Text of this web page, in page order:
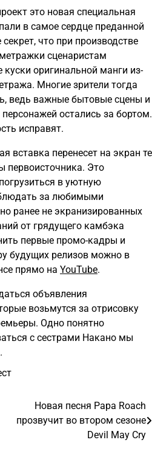
это новая специальная
в самое сердце преданной
что при производстве
сценаристам
оригинальной манги из-
Многие зрители тогда
ведь важные бытовые сцены и
остались за бортом.
исправят.
вставка перенесет на экран те
первоисточника. Это
в уютную
за любимыми
ранее не экранизированных
от грядущего камбэка
первые промо-кадры и
будущих релизов можно в
прямо на YouTube.
объявления
возьмутся за отрисовку
Одно понятно
с сестрами Накано мы
Новая песня Papa Roach
прозвучит во втором сезоне
Devil May Cry